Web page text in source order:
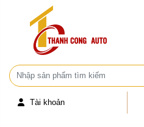
Tài khoản